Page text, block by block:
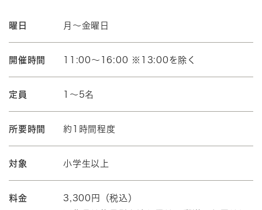
曜日 月～金曜日
開催時間 11:00～16:00 ※13:00を除く
定員 1～5名
所要時間 約1時間程度
対象 小学生以上
料金
3,300円（税込）